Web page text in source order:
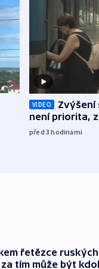
VIDEO
Zvýšení
není priorita,
před 3hodinami
řetězce
tím může být